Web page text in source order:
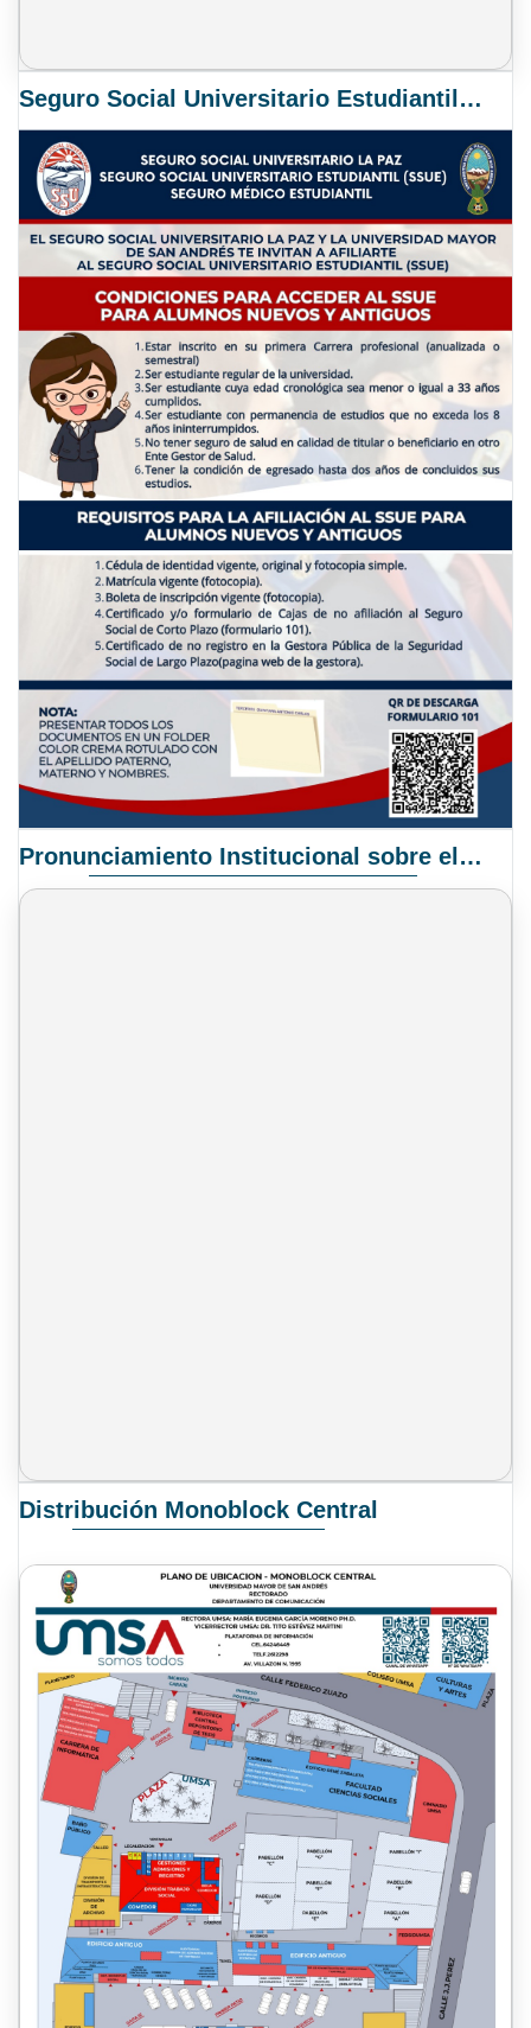
Seguro Social Universitario Estudiantil SSUE
Pronunciamiento Institucional sobre el Proyecto de Ley N° 068/2025-2026 C.S.
Distribución Monoblock Central